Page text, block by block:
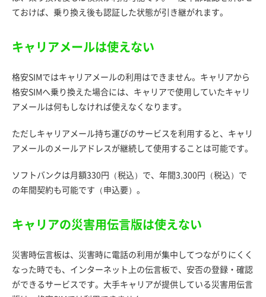
ておけば、乗り換え後も認証した状態が引き継がれます。
キャリアメールは使えない
格安SIMではキャリアメールの利用はできません。キャリアから
格安SIMへ乗り換えた場合には、キャリアで使用していたキャリ
アメールは何もしなければ使えなくなります。
ただしキャリアメール持ち運びのサービスを利用すると、キャリ
アメールのメールアドレスが継続して使用することは可能です。
ソフトバンクは月額330円（税込）で、年間3,300円（税込）で
の年間契約も可能です（申込要）。
キャリアの災害用伝言版は使えない
災害時伝言板は、災害時に電話の利用が集中してつながりにくく
なった時でも、インターネット上の伝言板で、安否の登録・確認
ができるサービスです。大手キャリアが提供している災害用伝言